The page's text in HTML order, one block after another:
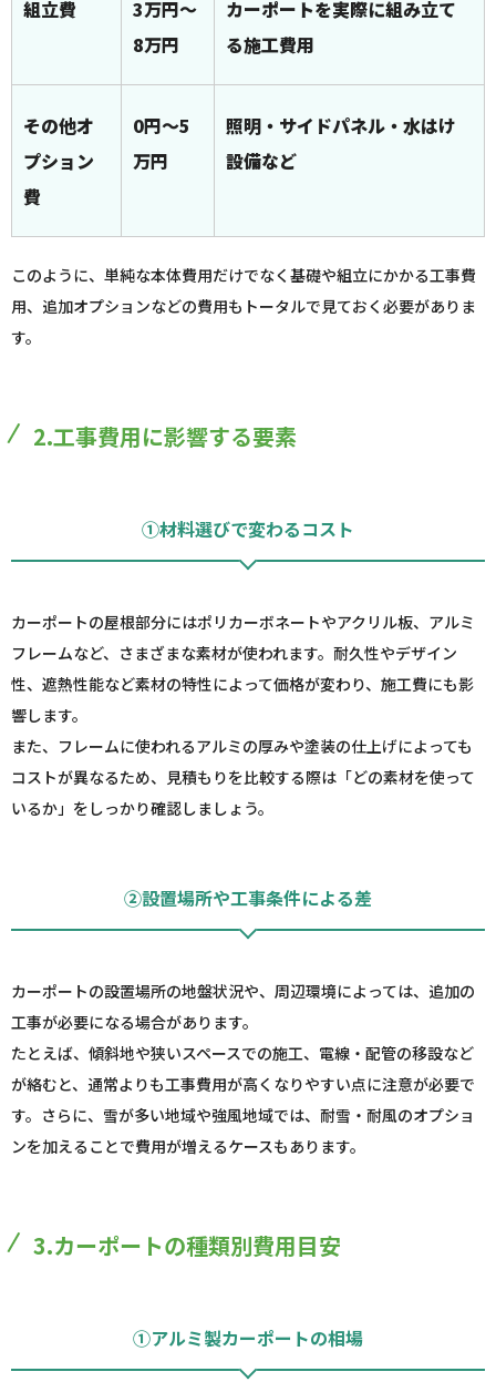
組立費
3万円～
8万円
カーポートを実際に組み立て
る施工費用
その他オ
プション
費
0円～5
万円
照明・サイドパネル・水はけ
設備など
このように、単純な本体費用だけでなく基礎や組立にかかる工事費
用、追加オプションなどの費用もトータルで見ておく必要がありま
す。
2.工事費用に影響する要素
①材料選びで変わるコスト
カーポートの屋根部分にはポリカーボネートやアクリル板、アルミ
フレームなど、さまざまな素材が使われます。耐久性やデザイン
性、遮熱性能など素材の特性によって価格が変わり、施工費にも影
響します。
また、フレームに使われるアルミの厚みや塗装の仕上げによっても
コストが異なるため、見積もりを比較する際は「どの素材を使って
いるか」をしっかり確認しましょう。
②設置場所や工事条件による差
カーポートの設置場所の地盤状況や、周辺環境によっては、追加の
工事が必要になる場合があります。
たとえば、傾斜地や狭いスペースでの施工、電線・配管の移設など
が絡むと、通常よりも工事費用が高くなりやすい点に注意が必要で
す。さらに、雪が多い地域や強風地域では、耐雪・耐風のオプショ
ンを加えることで費用が増えるケースもあります。
3.カーポートの種類別費用目安
①アルミ製カーポートの相場